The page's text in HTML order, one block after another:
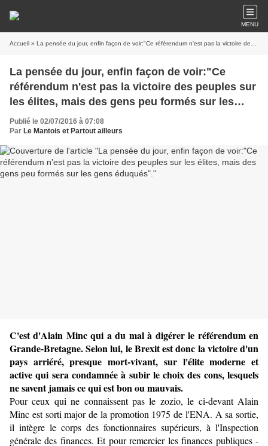
MENU
Accueil » La pensée du jour, enfin façon de voir:"Ce référendum n'est pas la victoire des peuples sur les élites, mais des gens peu formés sur les gens éduqués".
La pensée du jour, enfin façon de voir:"Ce
référendum n'est pas la victoire des peuples sur
les élites, mais des gens peu formés sur les
gens éduqués".
Publié le 02/07/2016 à 07:08
Par Le Mantois et Partout ailleurs
C'est d'Alain Minc qui a du mal à digérer le référendum en
Grande-Bretagne. Selon lui, le Brexit est donc la victoire d'un
pays arriéré, presque mort-vivant, sur l'élite moderne et
active qui sera condamnée à subir le choix des cons, lesquels
ne savent jamais ce qui est bon ou mauvais.
Pour ceux qui ne connaissent pas le zozio, le ci-devant Alain
Minc est sorti major de la promotion 1975 de l'ENA. A sa sortie,
il intègre le corps des fonctionnaires supérieurs, à l'Inspection
générale des finances. Et pour remercier les finances publiques -